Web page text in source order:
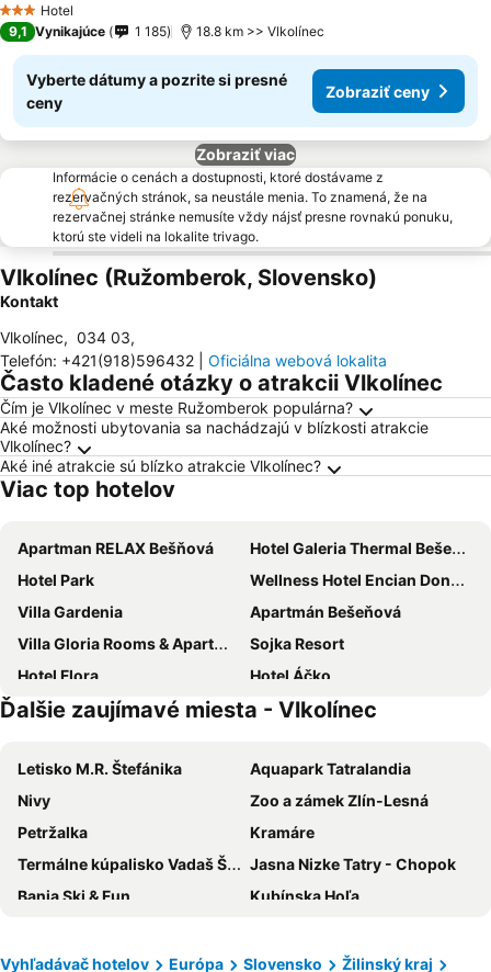
3 Počet hviezdičiek
Hotel
9,1 Vynikajúce 1 185 18.8 km >> Vlkolínec
Vyberte dátumy a pozrite si presné
ceny
Zobraziť ceny
Zobraziť viac
Informácie o cenách a dostupnosti, ktoré dostávame z
rezervačných stránok, sa neustále menia. To znamená, že na
rezervačnej stránke nemusíte vždy nájsť presne rovnakú ponuku,
ktorú ste videli na lokalite trivago.
Vlkolínec (Ružomberok, Slovensko)
Kontakt
Vlkolínec, 034 03,
Telefón: +421(918)596432 Oficiálna webová lokalita
Často kladené otázky o atrakcii Vlkolínec
Čím je Vlkolínec v meste Ružomberok populárna?
Aké možnosti ubytovania sa nachádzajú v blízkosti atrakcie
Vlkolínec?
Aké iné atrakcie sú blízko atrakcie Vlkolínec?
Viac top hotelov
Apartman RELAX Bešňová
Hotel Galeria Thermal Bešeňová
Hotel Park
Wellness Hotel Encian Donovaly
Villa Gardenia
Apartmán Bešeňová
Villa Gloria Rooms & Apartments
Sojka Resort
Hotel Flora
Hotel Áčko
Hrabovo
Penzion Zornicka
Orava by Holiday Park Orava
Top Penzión Marína
Residence Hotel
Wellness Penzión Rosnička
Koliba U Dobrého Pastiera
Apartmány Summit
Vila 27
Apartmány Miluška
Penzion Aurelia Donovaly
Chata Horec
Donovaly Apartman Galileo
Šport Hotel *** Donovaly
Ďalšie zaujímavé miesta - Vlkolínec
Letisko M.R. Štefánika
Aquapark Tatralandia
Nivy
Zoo a zámek Zlín-Lesná
Petržalka
Kramáre
Termálne kúpalisko Vadaš Štúrovo
Jasna Nizke Tatry - Chopok
Bania Ski & Fun
Kubínska Hoľa
Zimný štadión Ondreja Nepelu
Ružinov
Vyhľadávač hotelov Európa Slovensko
Žilinský kraj